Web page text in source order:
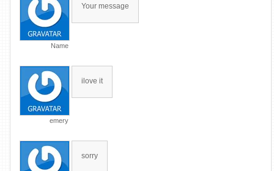
Name
Your message
emery
ilove it
sorry